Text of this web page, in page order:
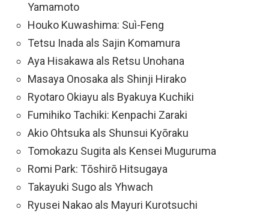
Yamamoto
Houko Kuwashima: Suì-Feng
Tetsu Inada als Sajin Komamura
Aya Hisakawa als Retsu Unohana
Masaya Onosaka als Shinji Hirako
Ryotaro Okiayu als Byakuya Kuchiki
Fumihiko Tachiki: Kenpachi Zaraki
Akio Ohtsuka als Shunsui Kyōraku
Tomokazu Sugita als Kensei Muguruma
Romi Park: Tōshirō Hitsugaya
Takayuki Sugo als Yhwach
Ryusei Nakao als Mayuri Kurotsuchi